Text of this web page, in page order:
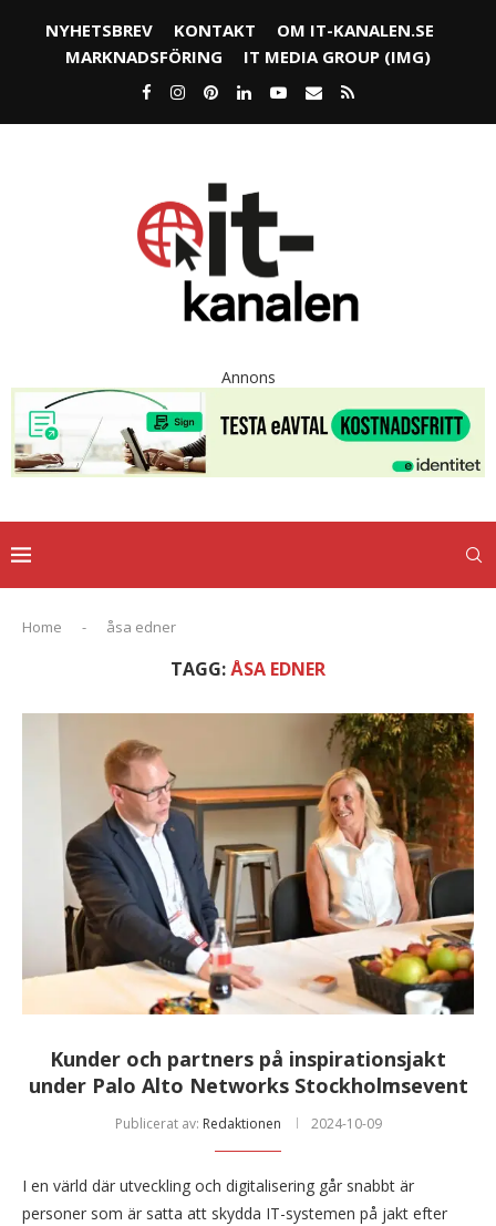
NYHETSBREV KONTAKT
OM IT-KANALEN.SE
MARKNADSFÖRING
IT MEDIA GROUP (IMG)
Annons
Home - åsa edner
TAGG:ÅSA EDNER
Kunder och partners på inspirationsjakt
under Palo Alto Networks Stockholmsevent
Publicerat av: Redaktionen 2024-10-09
I en värld där utveckling och digitalisering går snabbt är
personer som är satta att skydda IT-systemen på jakt efter